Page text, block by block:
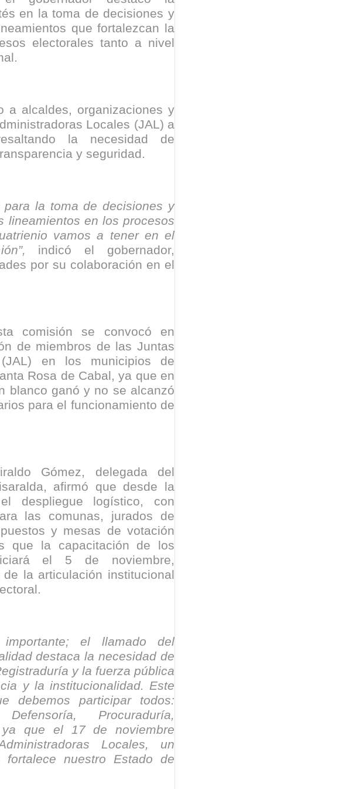
RISARALDA / Risaralda fortalece la preparación de sus municipios frente al riesgo
/ DOSQUEBRADAS / Dosquebradas fortalece la respuesta frente a tres Alertas
a más de 20.000 personas
MEDELLIN / En Medellín fue inmovilizado un bus que estaba siendo lavado en la
de gases contaminantes
Altas temperaturas ponen en máxima alerta al Tolima
solo dos años y siete meses, la Fábrica de Licores del Tolima alcanzó el 94 %
para los 4 años de gobierno
en la toma de decisiones y
que fortalezcan la
electorales tanto a nivel
a alcaldes, organizaciones y
Locales (JAL) a
la necesidad de
y seguridad.
para la toma de decisiones y
lineamientos en los procesos
vamos a tener en el
indicó el gobernador,
por su colaboración en el
comisión se convocó en
de miembros de las Juntas
(JAL) en los municipios de
Rosa de Cabal, ya que en
blanco ganó y no se alcanzó
para el funcionamiento de
Gómez, delegada del
afirmó que desde la
despliegue logístico, con
las comunas, jurados de
y mesas de votación
que la capacitación de los
el 5 de noviembre,
la articulación institucional
el llamado del
destaca la necesidad de
y la fuerza pública
y la institucionalidad. Este
debemos participar todos:
Procuraduría,
que el 17 de noviembre
Locales, un
fortalece nuestro Estado de